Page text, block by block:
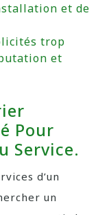
et de
trop
et
Pour
Service.
d’un
un